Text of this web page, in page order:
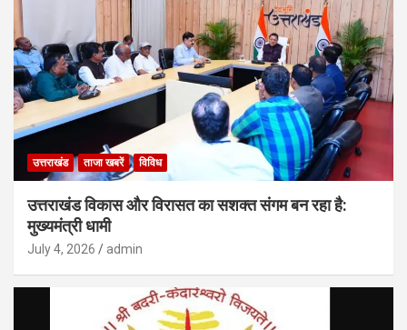
उत्तराखंड ताजा खबरें विविध
उत्तराखंड विकास और विरासत का सशक्त संगम बन रहा है:
मुख्यमंत्री धामी
July 4, 2026 admin